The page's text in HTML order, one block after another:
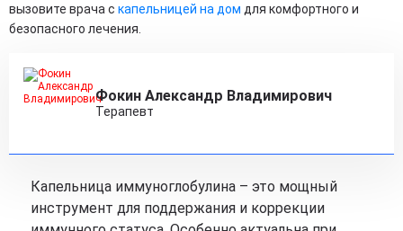
вызовите врача с капельницей на дом для комфортного и
безопасного лечения.
Фокин Александр Владимирович
Терапевт
Капельница иммуноглобулина – это мощный
инструмент для поддержания и коррекции